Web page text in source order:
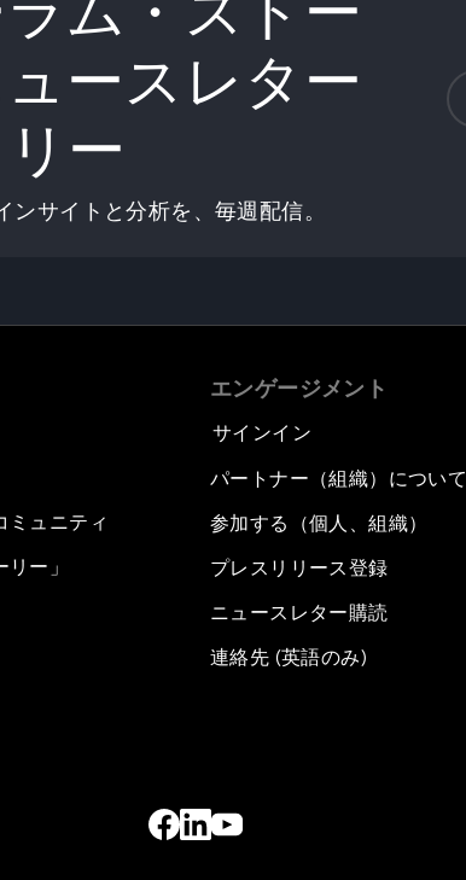
ースレター
ー
サイトと分析を、毎週配信。
ミュニティ
ー」
エンゲージメント
サインイン
パートナー（組織）について
参加する（個人、組織）
プレスリリース登録
ニュースレター購読
連絡先 (英語のみ)